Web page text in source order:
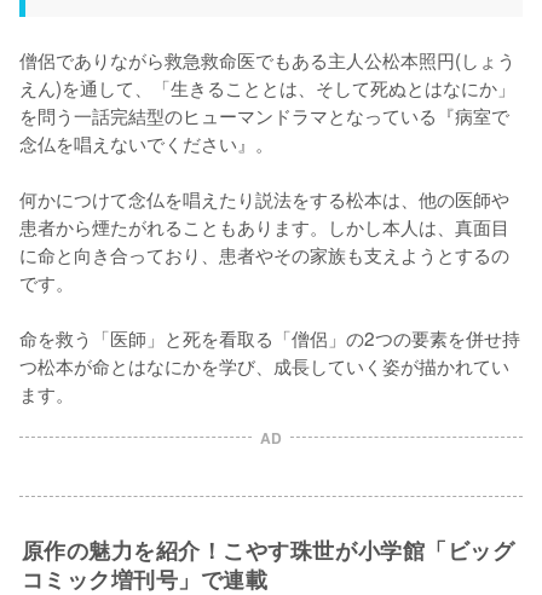
僧侶でありながら救急救命医でもある主人公松本照円(しょう
えん)を通して、「生きることとは、そして死ぬとはなにか」
を問う一話完結型のヒューマンドラマとなっている『病室で
念仏を唱えないでください』。
何かにつけて念仏を唱えたり説法をする松本は、他の医師や
患者から煙たがれることもあります。しかし本人は、真面目
に命と向き合っており、患者やその家族も支えようとするの
です。
命を救う「医師」と死を看取る「僧侶」の2つの要素を併せ持
つ松本が命とはなにかを学び、成長していく姿が描かれてい
ます。
AD
原作の魅力を紹介！こやす珠世が小学館「ビッグ
コミック増刊号」で連載